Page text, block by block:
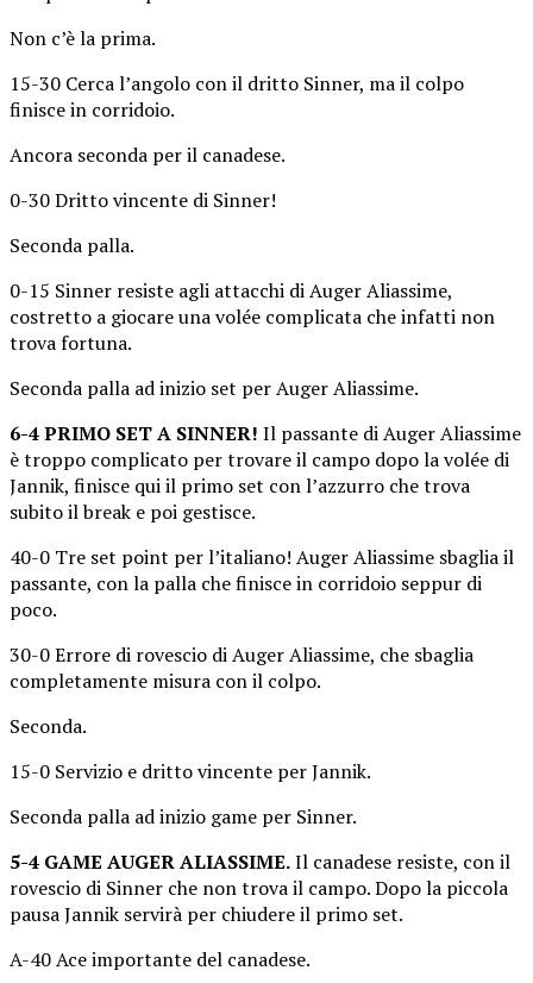
Non c’è la prima.
15-30 Cerca l’angolo con il dritto Sinner, ma il colpo
finisce in corridoio.
Ancora seconda per il canadese.
0-30 Dritto vincente di Sinner!
Seconda palla.
0-15 Sinner resiste agli attacchi di Auger Aliassime,
costretto a giocare una volée complicata che infatti non
trova fortuna.
Seconda palla ad inizio set per Auger Aliassime.
6-4 PRIMO SET A SINNER! Il passante di Auger Aliassime
è troppo complicato per trovare il campo dopo la volée di
Jannik, finisce qui il primo set con l’azzurro che trova
subito il break e poi gestisce.
40-0 Tre set point per l’italiano! Auger Aliassime sbaglia il
passante, con la palla che finisce in corridoio seppur di
poco.
30-0 Errore di rovescio di Auger Aliassime, che sbaglia
completamente misura con il colpo.
Seconda.
15-0 Servizio e dritto vincente per Jannik.
Seconda palla ad inizio game per Sinner.
5-4 GAME AUGER ALIASSIME.Il canadese resiste, con il
rovescio di Sinner che non trova il campo. Dopo la piccola
pausa Jannik servirà per chiudere il primo set.
A-40 Ace importante del canadese.